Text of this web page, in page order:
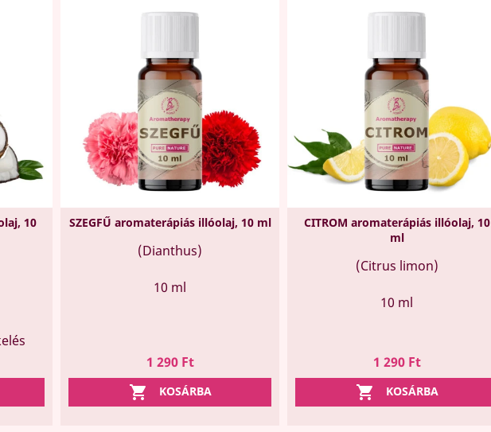
10
SZEGFŰ aromaterápiás illóolaj, 10 ml
(Dianthus)
10 ml
Ár
1 290 Ft
 KOSÁRBA
CITROM aromaterápiás illóolaj, 10
ml
(Citrus limon)
10 ml
Ár
1 290 Ft
 KOSÁRBA